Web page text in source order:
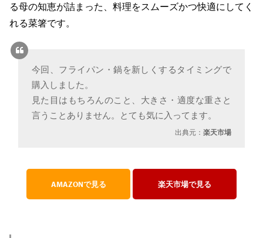
る母の知恵が詰まった、料理をスムーズかつ快適にしてく
れる菜箸です。
今回、フライパン・鍋を新しくするタイミングで
購入しました。
見た目はもちろんのこと、大きさ・適度な重さと
言うことありません。とても気に入ってます。
出典元：楽天市場
AMAZONで見る 楽天市場で見る